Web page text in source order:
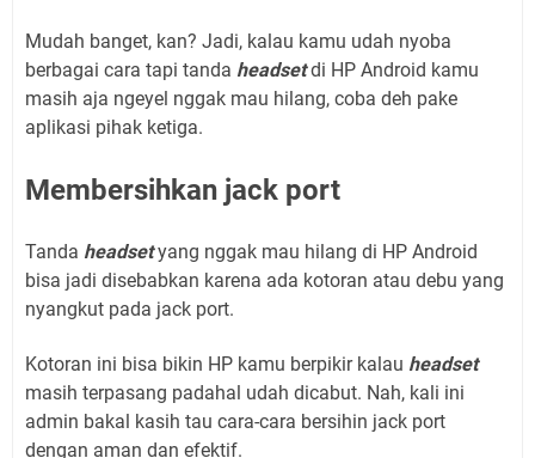
Mudah banget, kan? Jadi, kalau kamu udah nyoba
berbagai cara tapi tanda headsetdi HP Android kamu
masih aja ngeyel nggak mau hilang, coba deh pake
aplikasi pihak ketiga.
Membersihkan jack port
Tanda headsetyang nggak mau hilang di HP Android
bisa jadi disebabkan karena ada kotoran atau debu yang
nyangkut pada jack port.
Kotoran ini bisa bikin HP kamu berpikir kalau headset
masih terpasang padahal udah dicabut. Nah, kali ini
admin bakal kasih tau cara-cara bersihin jack port
dengan aman dan efektif.